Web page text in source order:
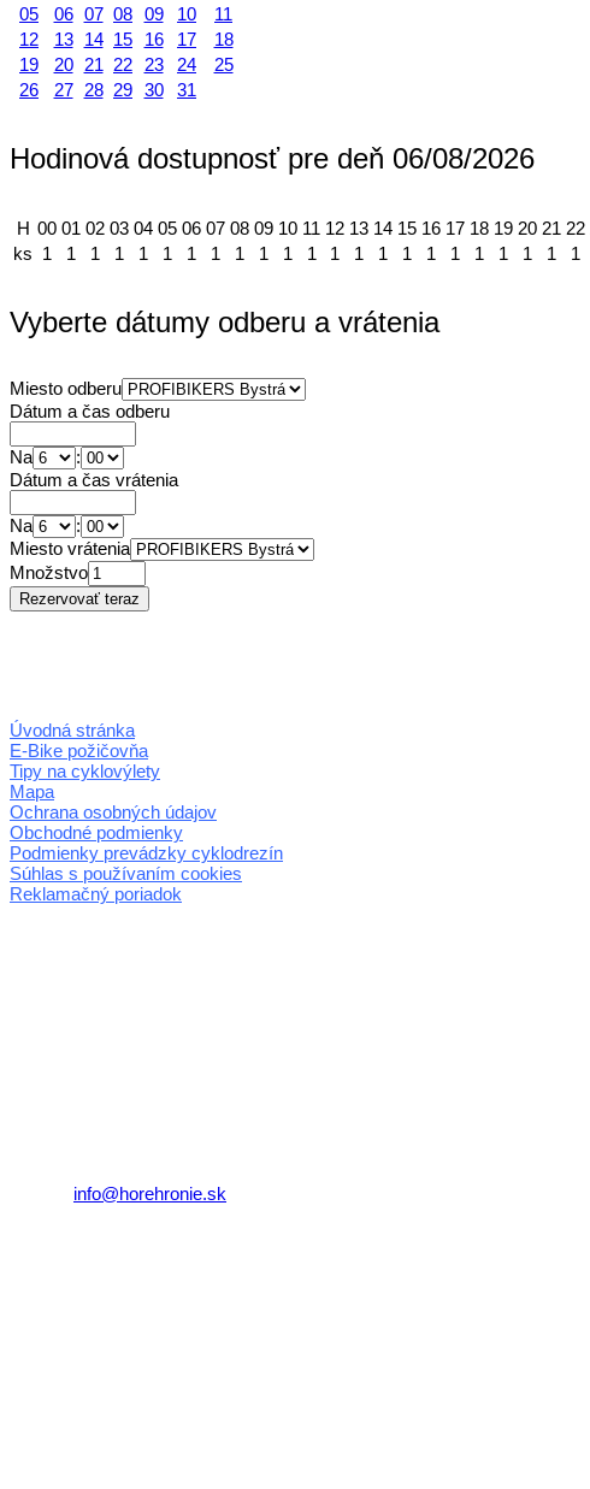
05
06 07 08 09 10
11
12
13 14 15 16 17
18
19
20 21 22 23 24
25
26
27 28 29 30 31
Hodinová dostupnosť pre deň 06/08/2026
H 00 01 02 03 04 05 06 07 08 09 10 11 12 13 14 15 16 17 18 19 20 21 22
ks 1 1 1 1 1 1 1 1 1 1 1 1 1 1 1 1 1 1 1 1 1 1 1
Vyberte dátumy odberu a vrátenia
Miesto odberu
Dátum a čas odberu
Na
:
Dátum a čas vrátenia
Na
:
Miesto vrátenia
Množstvo
Úvodná stránka
E-Bike požičovňa
Tipy na cyklovýlety
Mapa
Ochrana osobných údajov
Obchodné podmienky
Podmienky prevádzky cyklodrezín
Súhlas s používaním cookies
Reklamačný poriadok
info@horehronie.sk